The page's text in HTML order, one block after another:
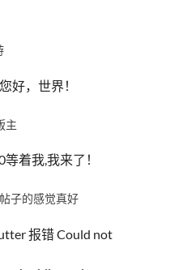
您好，世界！
主
等着我,我来了！
子的感觉真好
报错 Could not